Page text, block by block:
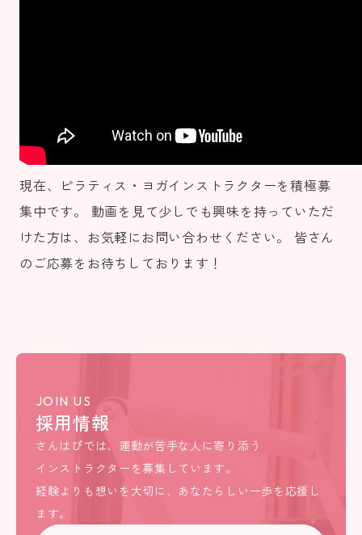
現在、ピラティス・ヨガインストラクターを積極募
集中です。 動画を見て少しでも興味を持っていただ
けた方は、お気軽にお問い合わせください。 皆さん
のご応募をお待ちしております！
JOIN US
採用情報
さんはぴでは、運動が苦手な人に寄り添う
インストラクターを募集しています。
経験よりも想いを大切に、あなたらしい一歩を応援し
ます。